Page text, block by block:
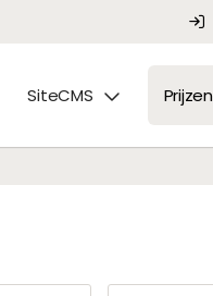
SiteCMS Prijzen